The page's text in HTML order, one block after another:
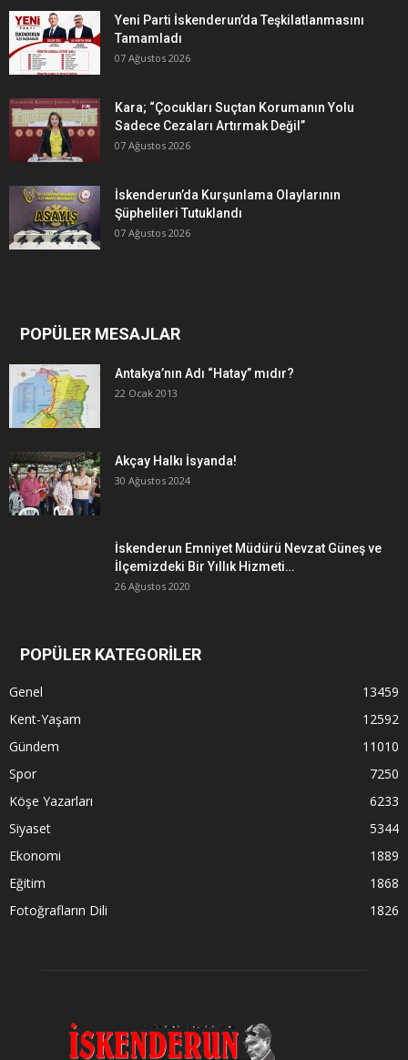
Yeni Parti İskenderun’da Teşkilatlanmasını
Tamamladı
07 Ağustos 2026
Kara; “Çocukları Suçtan Korumanın Yolu
Sadece Cezaları Artırmak Değil”
07 Ağustos 2026
İskenderun’da Kurşunlama Olaylarının
Şüphelileri Tutuklandı
07 Ağustos 2026
POPÜLER MESAJLAR
Antakya’nın Adı “Hatay” mıdır?
22 Ocak 2013
Akçay Halkı İsyanda!
30 Ağustos 2024
İskenderun Emniyet Müdürü Nevzat Güneş ve
İlçemizdeki Bir Yıllık Hizmeti…
26 Ağustos 2020
POPÜLER KATEGORİLER
Genel
13459
Kent-Yaşam
12592
Gündem
11010
Spor
7250
Köşe Yazarları
6233
Siyaset
5344
Ekonomi
1889
Eğitim
1868
Fotoğrafların Dili
1826